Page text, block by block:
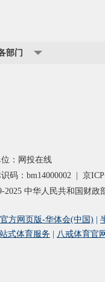
部门
：网投在线
码： bm14000002 京ICP
2025 中华人民共和国财
方网页版-华体会(中国)
式体育服务 八戒体育官